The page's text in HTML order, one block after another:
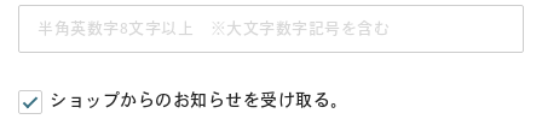
ショップからのお知らせを受け取る。